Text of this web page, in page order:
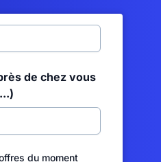
de chez vous
du moment